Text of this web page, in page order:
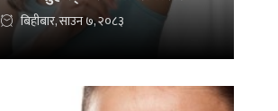
बिहीबार, साउन ७, २०८३